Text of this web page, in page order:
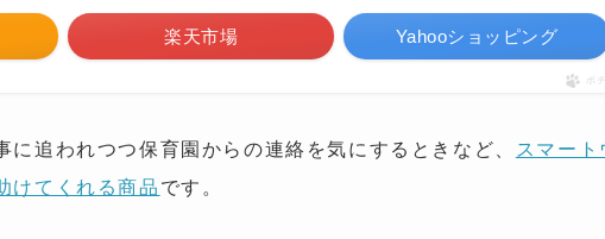
楽天市場 Yahooショッピング
ポ
追われつつ保育園からの連絡を気にするときなど、
スマート
けてくれる商品 です。